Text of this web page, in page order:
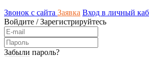
Звонок с сайта Заявка Вход в личный
Войдите /Зарегистрируйтесь
Забыли пароль?